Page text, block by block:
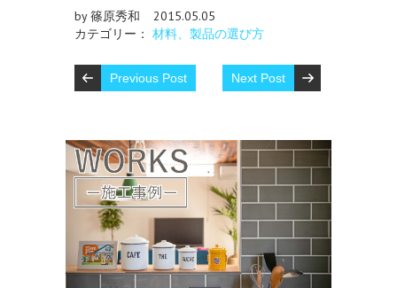
by 篠原秀和
2015.05.05
カテゴリー： 材料、製品の選び方
Previous Post Next Post